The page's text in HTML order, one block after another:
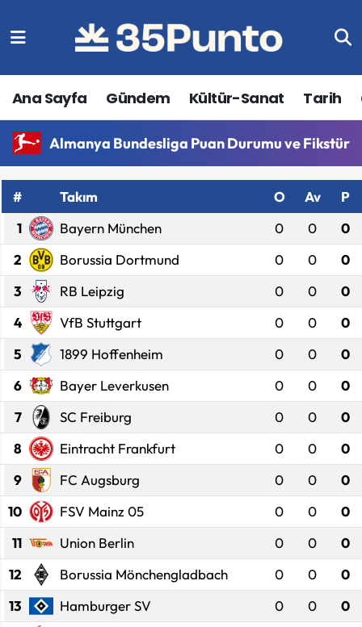
Ana Sayfa Gündem Kültür-Sanat Tarih
Almanya Bundesliga Puan Durumu ve Fikstür
# Takım O Av
P
1
Bayern München 0 0
0
2
Borussia Dortmund 0 0
0
3
RB Leipzig 0 0
0
4
VfB Stuttgart 0 0
0
5
1899 Hoffenheim 0 0
0
6
Bayer Leverkusen 0 0
0
7
SC Freiburg 0 0
0
8
Eintracht Frankfurt 0 0
0
9
FC Augsburg 0 0
0
10
FSV Mainz 05 0 0
0
11
Union Berlin 0 0
0
12
Borussia Mönchengladbach 0 0
0
13
Hamburger SV 0 0
0